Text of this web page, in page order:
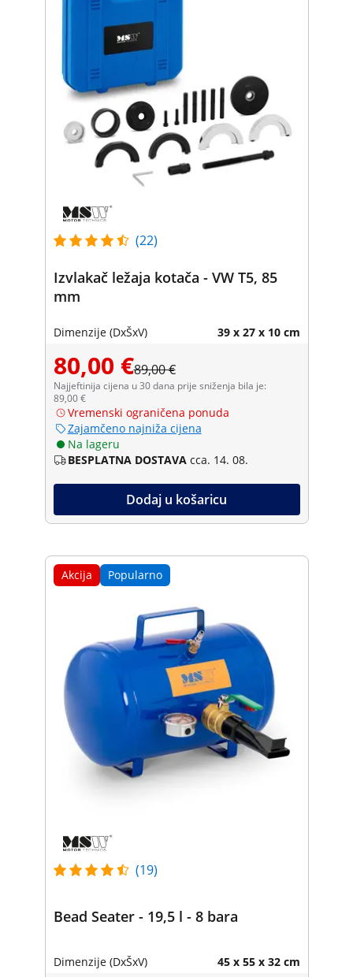
(22)
Izvlakač ležaja kotača - VW T5, 85
mm
Dimenzije (DxŠxV) 39 x 27 x 10 cm
80,00 €89,00 €
Najjeftinija cijena u 30 dana prije sniženja bila je:
89,00 €
Vremenski ograničena ponuda
Zajamčeno najniža cijena
Na lageru
BESPLATNA DOSTAVA cca. 14. 08.
Dodaj u košaricu
Akcija Popularno
(19)
Bead Seater - 19,5 l - 8 bara
Dimenzije (DxŠxV) 45 x 55 x 32 cm